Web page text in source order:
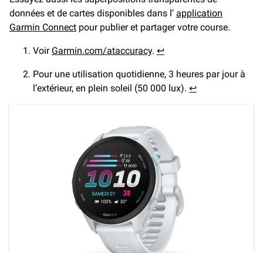
données et de cartes disponibles dans l’ application
Garmin Connect pour publier et partager votre course.
Voir Garmin.com/ataccuracy. ↩︎
Pour une utilisation quotidienne, 3 heures par jour à
l’extérieur, en plein soleil (50 000 lux). ↩︎